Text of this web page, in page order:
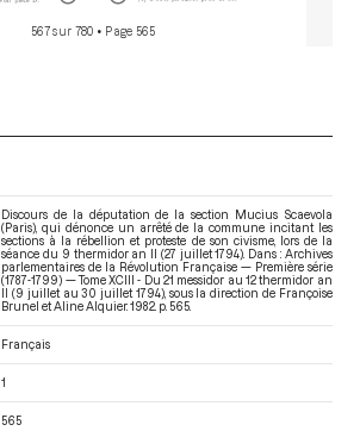
567 sur 780 • Page 565
Discours de la députation de la section Mucius Scaevola
(Paris), qui dénonce un arrêté de la commune incitant les
sections à la rébellion et proteste de son civisme, lors de la
séance du 9 thermidor an II (27 juillet 1794). Dans : Archives
parlementaires de la Révolution Française — Première série
(1787-1799) — Tome XCIII - Du 21 messidor au 12 thermidor an
II (9 juillet au 30 juillet 1794), sous la direction de Françoise
Brunel et Aline Alquier. 1982. p. 565.
Français
1
565